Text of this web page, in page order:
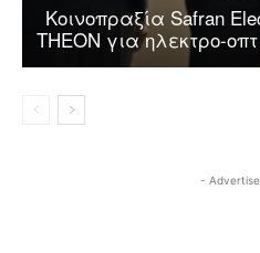
Κοινοπραξία Safran
THEON για ηλεκτρο-
-